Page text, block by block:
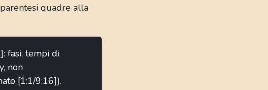
quadre alla
fasi, tempi di
non
[1:1/9:16]).